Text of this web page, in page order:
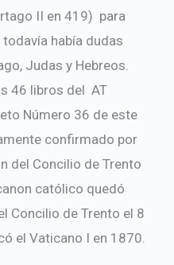
II en 419) para
había dudas
Judas y Hebreos.
46 libros del AT
Número 36 de este
confirmado por
del Concilio de Trento
canon católico quedó
Concilio de Trento el 8
el Vaticano I en 1870.